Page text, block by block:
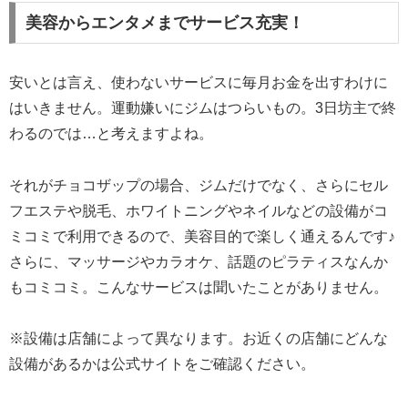
美容からエンタメまでサービス充実！
安いとは言え、使わないサービスに毎月お金を出すわけに
はいきません。運動嫌いにジムはつらいもの。3日坊主で終
わるのでは…と考えますよね。
それがチョコザップの場合、ジムだけでなく、さらにセル
フエステや脱毛、ホワイトニングやネイルなどの設備がコ
ミコミで利用できるので、美容目的で楽しく通えるんです♪
さらに、マッサージやカラオケ、話題のピラティスなんか
もコミコミ。こんなサービスは聞いたことがありません。
※設備は店舗によって異なります。お近くの店舗にどんな
設備があるかは公式サイトをご確認ください。